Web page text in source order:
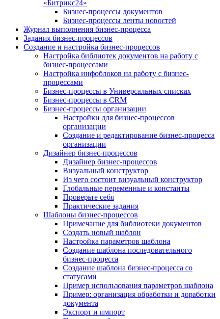
«Битрикс24»
Бизнес-процессы документов
Бизнес-процессы ленты новостей
Журнал выполнения бизнес-процесса
Задания бизнес-процессов
Создание и настройка бизнес-процессов
Настройка библиотек документов на работу с
бизнес-процессами
Настройка инфоблоков на работу с бизнес-
процессами
Бизнес-процессы в Универсальных списках
Бизнес-процессы в CRM
Бизнес-процессы организации
Настройки для бизнес-процессов
организации
Создание и редактирование бизнес-процесса
организации
Дизайнер бизнес-процессов
Дизайнер бизнес-процессов
Визуальный конструктор
Из чего состоит визуальный конструктор
Глобальные переменные и константы
Проверьте себя
Практические задания
Шаблоны бизнес-процессов
Примечание для библиотеки документов
Создать новый шаблон
Настройка параметров шаблона
Создание шаблона последовательного
бизнес-процесса
Создание шаблона бизнес-процесса со
статусами
Пример использования параметров шаблона
Пример: организация обработки и доработки
документа
Экспорт и импорт